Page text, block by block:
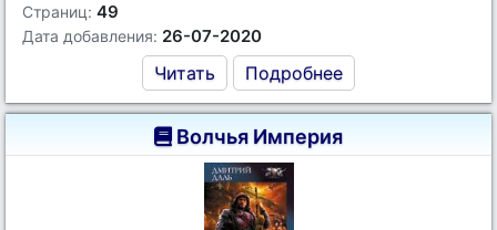
Страниц: 49
Дата добавления: 26-07-2020
Читать Подробнее
Волчья Империя